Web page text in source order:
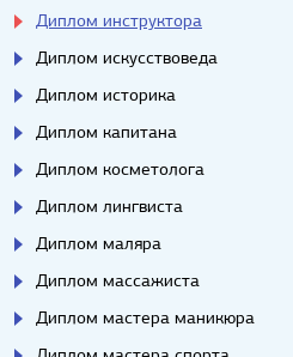
Диплом инструктора
Диплом искусствоведа
Диплом историка
Диплом капитана
Диплом косметолога
Диплом лингвиста
Диплом маляра
Диплом массажиста
Диплом мастера маникюра